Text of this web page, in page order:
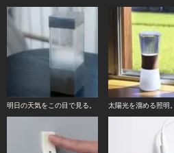
明日の天気をこの目で見る。 太陽光を溜める照明。